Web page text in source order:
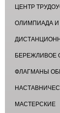
ЦЕНТР
ОЛИМПИАДА И
БЕРЕЖЛИВОЕ
ФЛАГМАНЫ
МАСТЕРСКИЕ